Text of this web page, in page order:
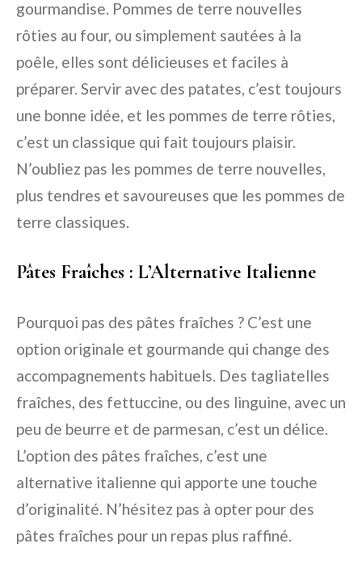
gourmandise. Pommes de terre nouvelles
rôties au four, ou simplement sautées à la
poêle, elles sont délicieuses et faciles à
préparer. Servir avec des patates, c’est toujours
une bonne idée, et les pommes de terre rôties,
c’est un classique qui fait toujours plaisir.
N’oubliez pas les pommes de terre nouvelles,
plus tendres et savoureuses que les pommes de
terre classiques.
Pâtes Fraîches : L’Alternative Italienne
Pourquoi pas des pâtes fraîches ? C’est une
option originale et gourmande qui change des
accompagnements habituels. Des tagliatelles
fraîches, des fettuccine, ou des linguine, avec un
peu de beurre et de parmesan, c’est un délice.
L’option des pâtes fraîches, c’est une
alternative italienne qui apporte une touche
d’originalité. N’hésitez pas à opter pour des
pâtes fraîches pour un repas plus raffiné.